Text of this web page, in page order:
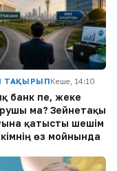
ТАҚЫРЫПКеше, 14:10
банк пе, жеке
ма? Зейнетақы
қатысты шешім
өз мойнында